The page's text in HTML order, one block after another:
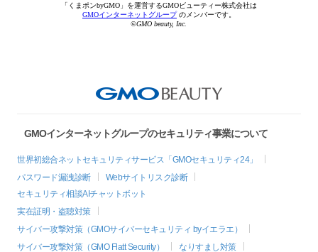
「くまポンbyGMO」を運営するGMOビューティー株式会社は
GMOインターネットグループのメンバーです。
©GMO beauty, Inc.
GMOインターネットグループのセキュリティ事業について
世界初総合ネットセキュリティサービス「GMOセキュリティ24」
パスワード漏洩診断
Webサイトリスク診断
セキュリティ相談AIチャットボット
実在証明・盗聴対策
サイバー攻撃対策（GMOサイバーセキュリティ byイエラエ）
サイバー攻撃対策（GMO Flatt Security）
なりすまし対策